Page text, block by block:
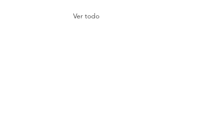
Ver todo